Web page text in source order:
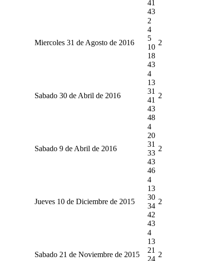
41
43
Miercoles 31 de Agosto de 2016
2
4
5
10
18
43
2
Sabado 30 de Abril de 2016
4
13
31
41
43
48
2
Sabado 9 de Abril de 2016
4
20
31
33
43
46
2
Jueves 10 de Diciembre de 2015
4
13
30
34
42
43
2
Sabado 21 de Noviembre de 2015
4
13
21
24
2